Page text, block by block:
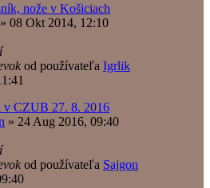
nože v Košiciach
» 08 Okt 2014, 12:10
od používateľa Igrlik
v CZUB 27. 8. 2016
» 24 Aug 2016, 09:40
od používateľa Sajgon